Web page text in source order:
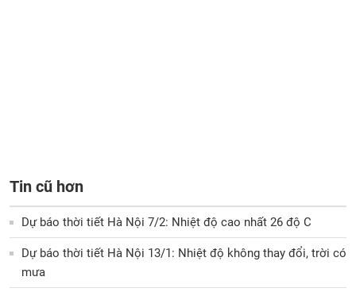
Tin cũ hơn
Dự báo thời tiết Hà Nội 7/2: Nhiệt độ cao nhất 26 độ C
Dự báo thời tiết Hà Nội 13/1: Nhiệt độ không thay đổi, trời có
mưa